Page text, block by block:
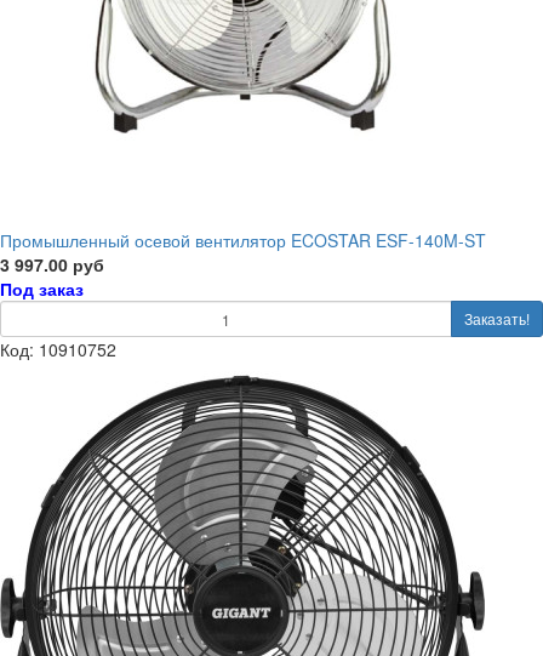
Промышленный осевой вентилятор ECOSTAR ESF-140M-ST
3 997.00 руб
Под заказ
Заказать!
Код: 10910752